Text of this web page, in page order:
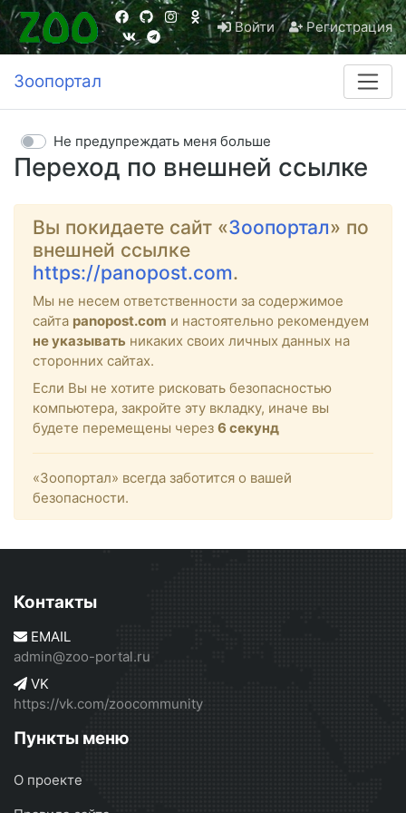
Войти Регистрация
Зоопортал
Переход по внешней ссылке
Не предупреждать меня больше
Вы покидаете сайт «Зоопортал» по
внешней ссылке
https://panopost.com.
Мы не несем ответственности за содержимое
сайта panopost.com и настоятельно рекомендуем
не указывать никаких своих личных данных на
сторонних сайтах.
Если Вы не хотите рисковать безопасностью
компьютера, закройте эту вкладку, иначе вы
будете перемещены через 6 секунд
«Зоопортал» всегда заботится о вашей
безопасности.
Контакты
EMAIL
admin@zoo-portal.ru
VK
https://vk.com/zoocommunity
Пункты меню
О проекте